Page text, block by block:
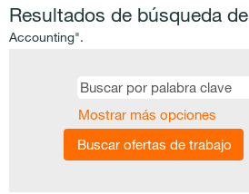
Resultados de búsqueda de
Accounting".
Mostrar más opciones